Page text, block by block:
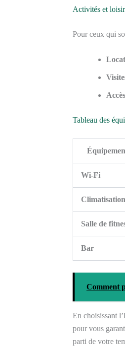
Activités et
Pour ceux qui
Tableau des
Wi-Fi
Climatisation
Salle de
Bar
Comment
En choisissant l’
pour vous
parti de votre